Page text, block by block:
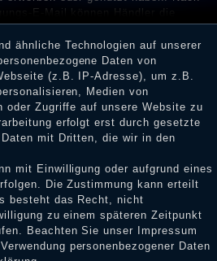
E-Mail können Händler die
über die erfolgte Verifizierung im
ähnliche Technologien auf unserer
Daten von
(z.B. IP-Adresse), um z.B.
Medien von
oder Zugriffe auf unsere Website zu
erfolgt erst durch gesetzte
mit Dritten, die wir in den
mit Einwilligung oder aufgrund eines
Die Zustimmung kann erteilt
besteht das Recht, nicht
zu einem späteren Zeitpunkt
Beachten Sie unser
Impressum
personenbezogener Daten